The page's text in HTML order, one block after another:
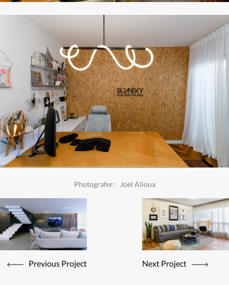
Photografer: Joel Alioua
Previous Project Next Project